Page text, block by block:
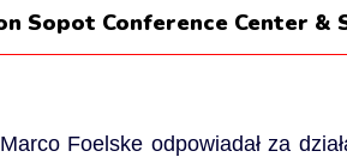
Sopot Conference Center &
Foelske odpowiadał za